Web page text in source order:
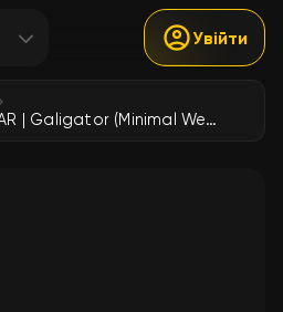
Увійти
StatTrak™ Galil AR | Galigator (Minimal Wear)